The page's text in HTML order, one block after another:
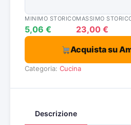
MINIMO STORICO
5,06 €
MASSIMO
23,00 €
Acquista su
Categoria: Cucina
Descrizione